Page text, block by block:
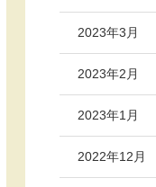
2023年3月
2023年2月
2023年1月
2022年12月